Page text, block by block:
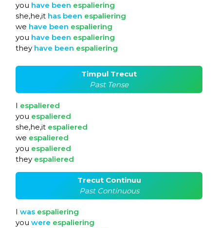
you have been espaliering
she,he,it has been espaliering
we have been espaliering
you have been espaliering
they have been espaliering
Timpul Trecut
Past Tense
I espaliered
you espaliered
she,he,it espaliered
we espaliered
you espaliered
they espaliered
Trecut Continuu
Past Continuous
I was espaliering
you were espaliering